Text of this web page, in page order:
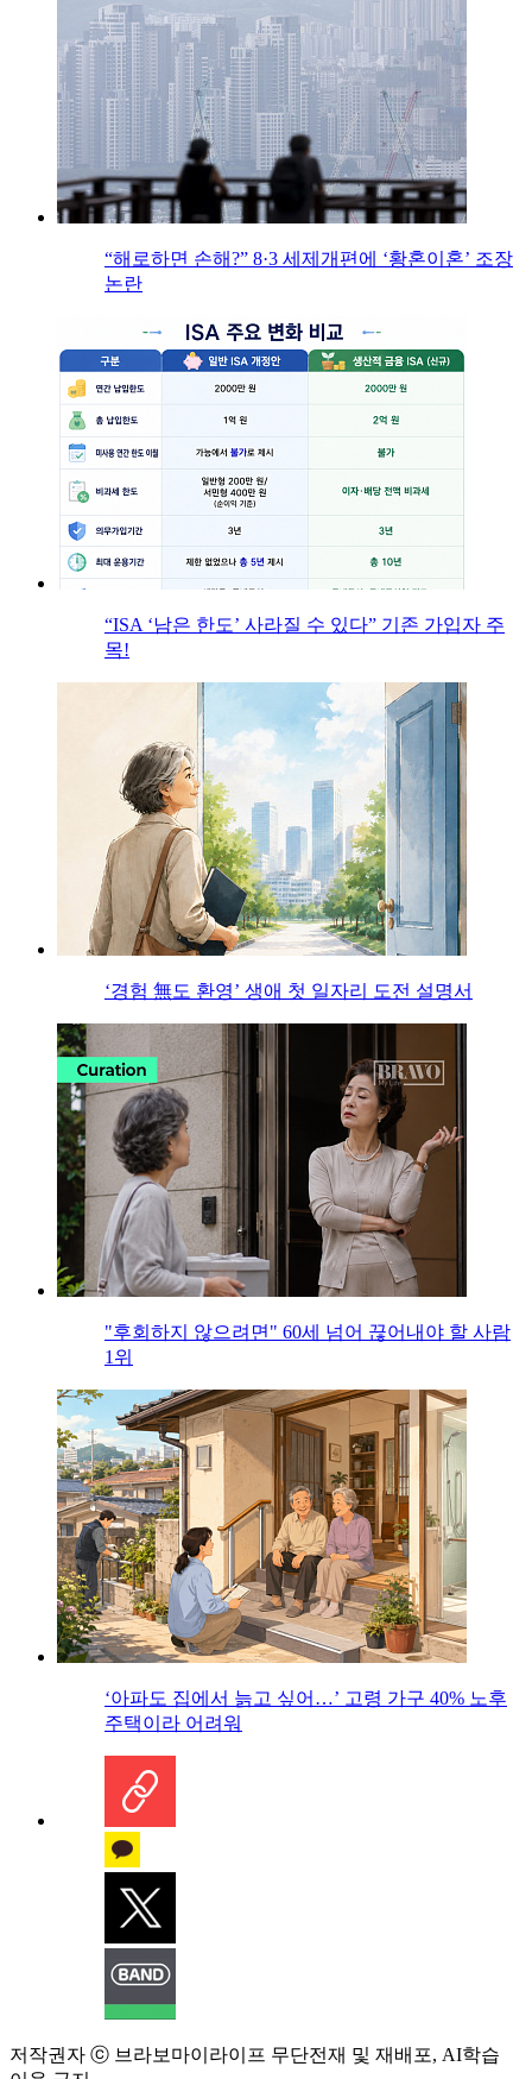
“해로하면 손해?” 8·3 세제개편에 ‘황혼이혼’ 조장
논란
“ISA ‘남은 한도’ 사라질 수 있다” 기존 가입자 주
목!
‘경험 無도 환영’ 생애 첫 일자리 도전 설명서
"후회하지 않으려면" 60세 넘어 끊어내야 할 사람
1위
‘아파도 집에서 늙고 싶어…’ 고령 가구 40% 노후
주택이라 어려워
저작권자 ⓒ 브라보마이라이프 무단전재 및 재배포, AI학습